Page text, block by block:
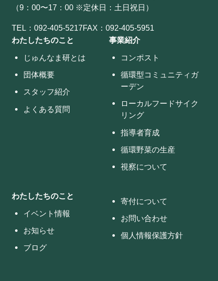
（9：00〜17：00 ※定休日：土日祝日）
TEL：092-405-5217FAX：092-405-5951
わたしたちのこと
じゅんなま研とは
団体概要
スタッフ紹介
よくある質問
事業紹介
コンポスト
循環型コミュニティガ
ーデン
ローカルフードサイク
リング
指導者育成
循環野菜の生産
視察について
わたしたちのこと
イベント情報
お知らせ
ブログ
寄付について
お問い合わせ
個人情報保護方針